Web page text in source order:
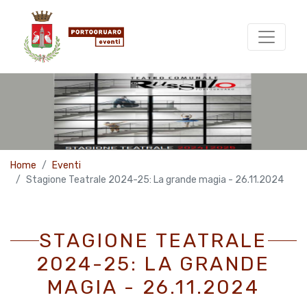
Home
Eventi
Stagione Teatrale 2024-25: La grande magia - 26.11.2024
STAGIONE TEATRALE
2024-25: LA GRANDE
MAGIA - 26.11.2024